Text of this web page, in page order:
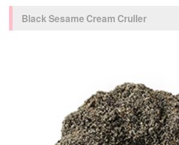
Black Sesame Cream Cruller